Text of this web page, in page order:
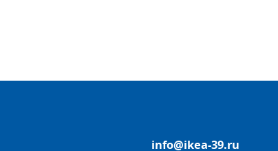
info@ikea-39.ru